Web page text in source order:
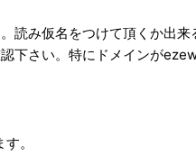
読み仮名をつけて頂くか出
下さい。特にドメインが
。